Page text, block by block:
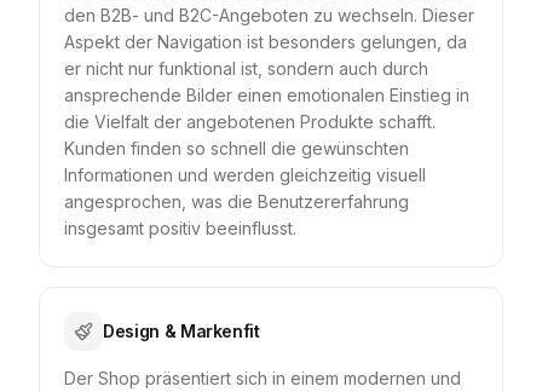
den B2B- und B2C-Angeboten zu wechseln. Dieser
Aspekt der Navigation ist besonders gelungen, da
er nicht nur funktional ist, sondern auch durch
ansprechende Bilder einen emotionalen Einstieg in
die Vielfalt der angebotenen Produkte schafft.
Kunden finden so schnell die gewünschten
Informationen und werden gleichzeitig visuell
angesprochen, was die Benutzererfahrung
insgesamt positiv beeinflusst.
Design & Markenfit
Der Shop präsentiert sich in einem modernen und